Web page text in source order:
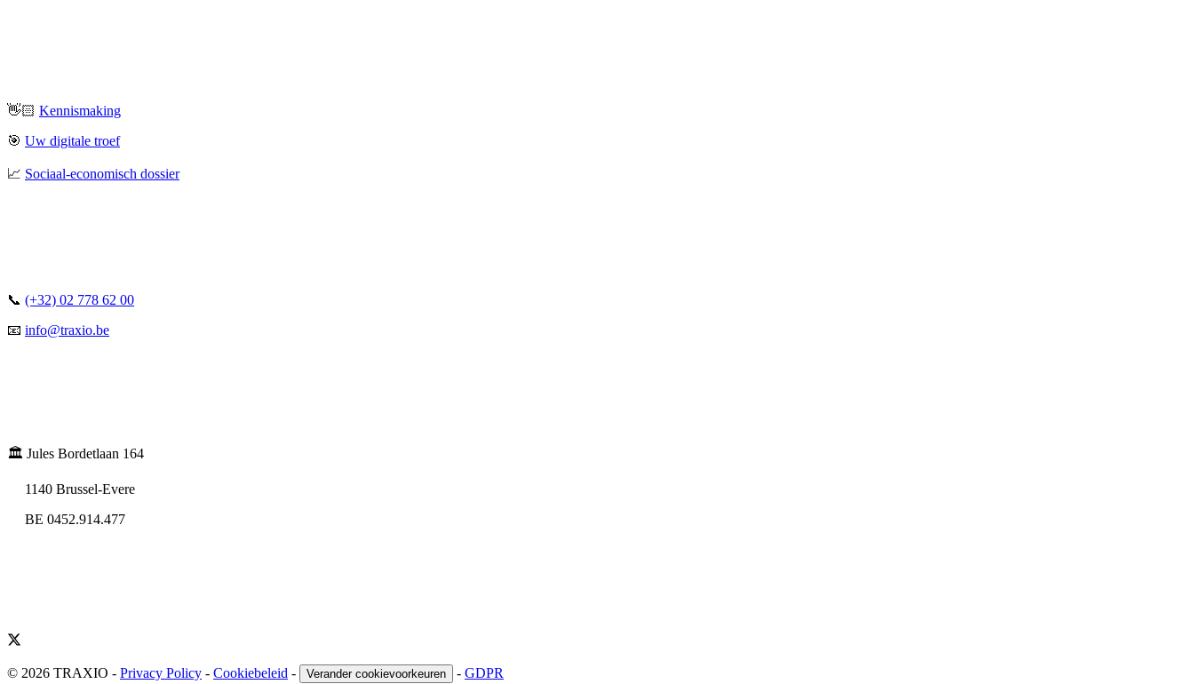
👋🏻 Kennismaking
🎯 Uw digitale troef
📈 Sociaal-economisch dossier
📞 (+32) 02 778 62 00
📧 info@traxio.be
🏛️ Jules Bordetlaan 164
1140 Brussel-Evere
BE 0452.914.477
© 2026 TRAXIO - Privacy Policy - Cookiebeleid - Verander cookievoorkeuren - GDPR